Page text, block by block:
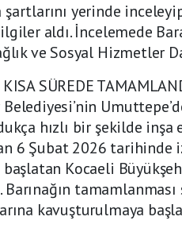
şartlarını yerinde
aldı. İncelemede
ve Sosyal Hizmetler
SÜREDE
hızlı bir şekilde
6 Şubat 2026 tarihinde
başlatan Kocaeli
Barınağın
kavuşturulmaya